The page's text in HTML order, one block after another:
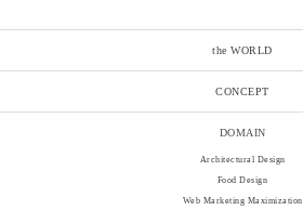
the WORLD
CONCEPT
DOMAIN
Architectural Design
Food Design
Web Marketing Maximization